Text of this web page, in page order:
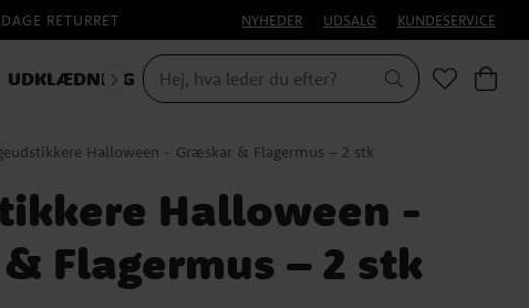
RETURRET NYHEDER UDSALG KUNDESERVICE
UDKLÆDNING
Halloween - Græskar & Flagermus – 2 stk
Halloween -
Flagermus – 2 stk